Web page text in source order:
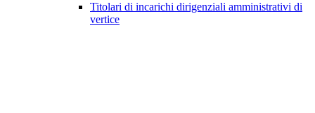
Titolari di incarichi dirigenziali amministrativi di
vertice